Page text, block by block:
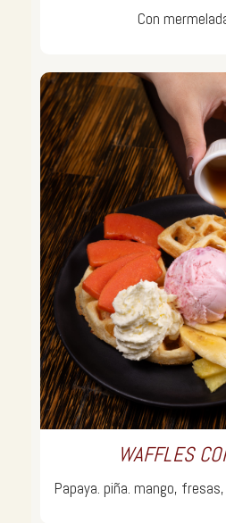
Con
WAFFLES
Papaya. piña. mango,